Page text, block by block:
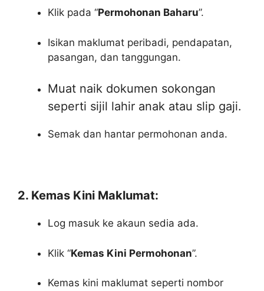
Klik pada “Permohonan Baharu”.
Isikan maklumat peribadi, pendapatan,
pasangan, dan tanggungan.
Muat naik dokumen sokongan
seperti sijil lahir anak atau slip gaji.
Semak dan hantar permohonan anda.
2. Kemas Kini Maklumat:
Log masuk ke akaun sedia ada.
Klik “Kemas Kini Permohonan”.
Kemas kini maklumat seperti nombor